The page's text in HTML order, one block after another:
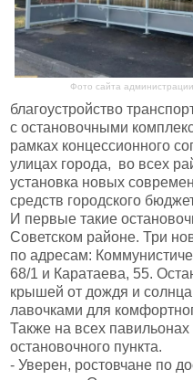
Фото сайта
благоустройство
с остановочными
рамках концессионного
улицах города, во всех
установка новых
средств городского
И первые такие
Советском районе. Три
по адресам:
68/1 и Каратаева, 55.
крышей от дождя и
лавочками для
Также на всех павильонах
остановочного пункта.
- Уверен, ростовчане по